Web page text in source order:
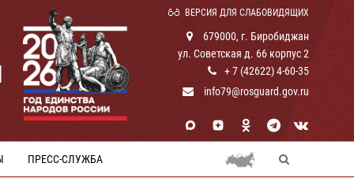
ВЕРСИЯ ДЛЯ СЛАБОВИДЯЩИХ
679000, г. Биробиджан
ул. Советская д. 66 корпус 2
+ 7 (42622) 4-60-35
info79@rosguard.gov.ru
ПРЕСС-СЛУЖБА